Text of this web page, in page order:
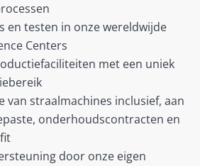
en testen in onze wereldwijde
Centers
met een uniek
van straalmachines inclusief, aan
onderhoudscontracten en
door onze eigen